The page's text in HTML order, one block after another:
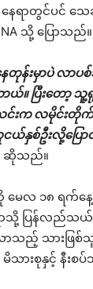
နေရာတွင်ပင်
သို့ ပြောသည်။
တုန်းမှာပဲ လာပ
တယ်။ ပြီးတော့
က လမိုင်းတိုက်
နှစ်ဦးလို့ပြ
ဆိုသည်။
ေလ ၁၈ ရက်န
သို့ ပြန်လည်သယ်ဆ
သည့် သားဖြစ်
သားစုနှင့် နီးစပ်